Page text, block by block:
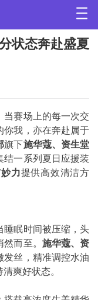
状态奔赴盛夏
赛场上的每一次交
你我，亦在奔赴属于
旗下施华蔻、资生堂
结一系列夏日应援装
力提供高效清洁方
眠时间被压缩，头
而至。 施华蔻、资
发丝，精准调控水油
爽好状态。